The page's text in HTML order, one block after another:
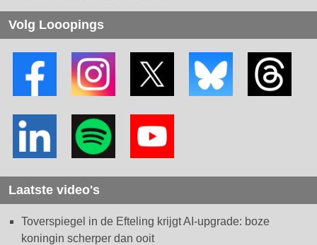
Volg Looopings
Laatste video's
Toverspiegel in de Efteling krijgt AI-upgrade: boze
koningin scherper dan ooit